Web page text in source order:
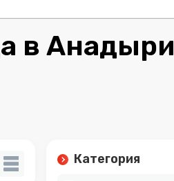
в Анадыри
Категория
Джемперы 20